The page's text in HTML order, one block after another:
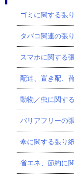
ゴミに関する張
タバコ関連の張
スマホに関する
配達、置き配、
動物／虫に関す
バリアフリーの
傘に関する張り
省エネ、節約に